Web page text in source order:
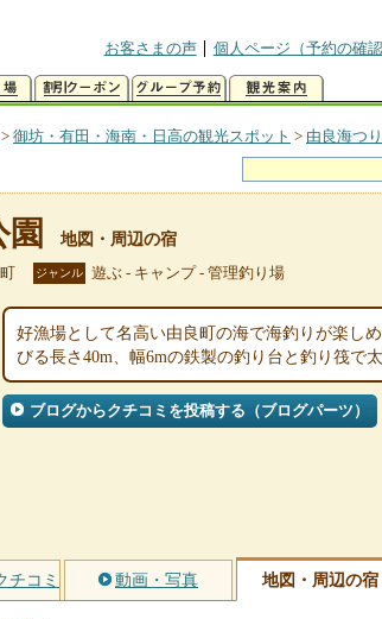
お客さまの声
個人ページ（予約の確
> 御坊・有田・海南・日高の観光スポット > 由良海つ
地図・周辺の宿
ジャンル 遊ぶ - キャンプ - 管理釣り場
好漁場として名高い由良町の海で海釣りが楽し
びる長さ40m、幅6mの鉄製の釣り台と釣り筏で
ブログからクチコミを投稿する（ブログパーツ）
チコミ 動画・写真 地図・周辺の宿